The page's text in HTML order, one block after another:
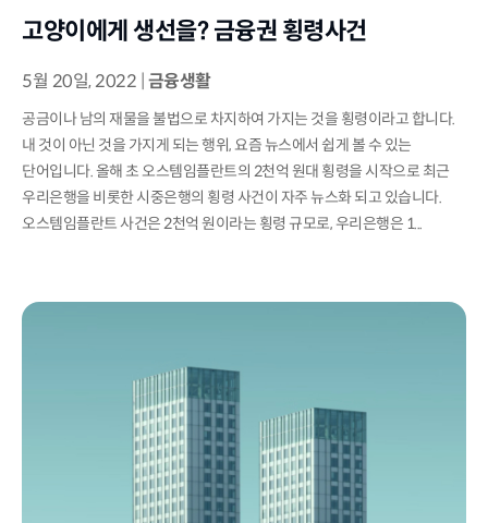
고양이에게 생선을? 금융권 횡령사건
5월 20일, 2022 |금융생활
공금이나 남의 재물을 불법으로 차지하여 가지는 것을 횡령이라고 합니다.
내 것이 아닌 것을 가지게 되는 행위, 요즘 뉴스에서 쉽게 볼 수 있는
단어입니다. 올해 초 오스템임플란트의 2천억 원대 횡령을 시작으로 최근
우리은행을 비롯한 시중은행의 횡령 사건이 자주 뉴스화 되고 있습니다.
오스템임플란트 사건은 2천억 원이라는 횡령 규모로, 우리은행은 1...